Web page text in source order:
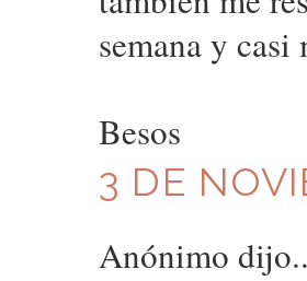
semana y
Besos
3 DE
Anónimo